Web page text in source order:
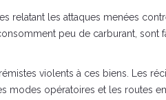
relatant les attaques menées
peu de carburant, sont
violents à ces biens. Les
modes opératoires et les routes